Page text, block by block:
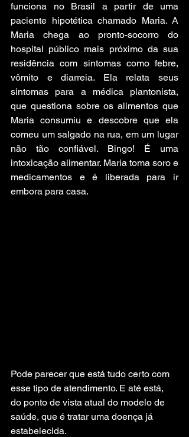
funciona no Brasil a partir de uma
paciente hipotética chamado Maria. A
Maria chega ao pronto-socorro do
hospital público mais próximo da sua
residência com sintomas como febre,
vômito e diarreia. Ela relata seus
sintomas para a médica plantonista,
que questiona sobre os alimentos que
Maria consumiu e descobre que ela
comeu um salgado na rua, em um lugar
não tão confiável. Bingo! É uma
intoxicação alimentar. Maria toma soro e
medicamentos e é liberada para ir
embora para casa.
Pode parecer que está tudo certo com
esse tipo de atendimento. E até está,
do ponto de vista atual do modelo de
saúde, que é tratar uma doença já
estabelecida.